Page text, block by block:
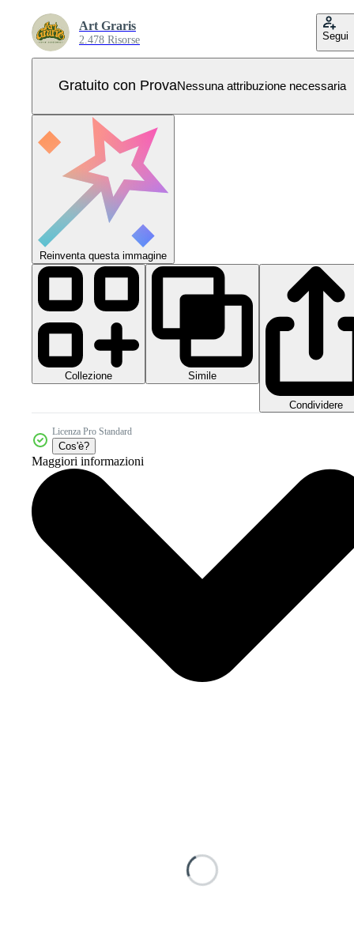
Art Graris
2.478 Risorse Segui
Gratuito con ProvaNessuna attribuzione necessaria
Reinventa questa immagine
Collezione Simile
Condividere
Licenza Pro Standard
Cos'è?
Maggiori informazioni